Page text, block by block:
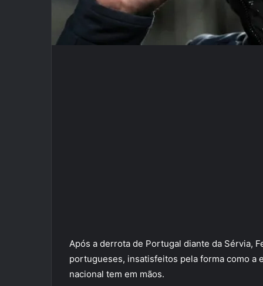
Após a derrota de Portugal diante da Sérvia,
portugueses, insatisfeitos pela forma como a
nacional tem em mãos.